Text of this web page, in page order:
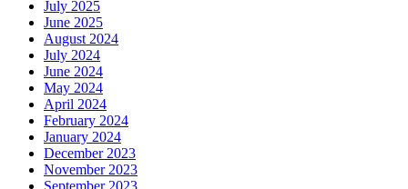
July 2025
June 2025
August 2024
July 2024
June 2024
May 2024
April 2024
February 2024
January 2024
December 2023
November 2023
September 2023